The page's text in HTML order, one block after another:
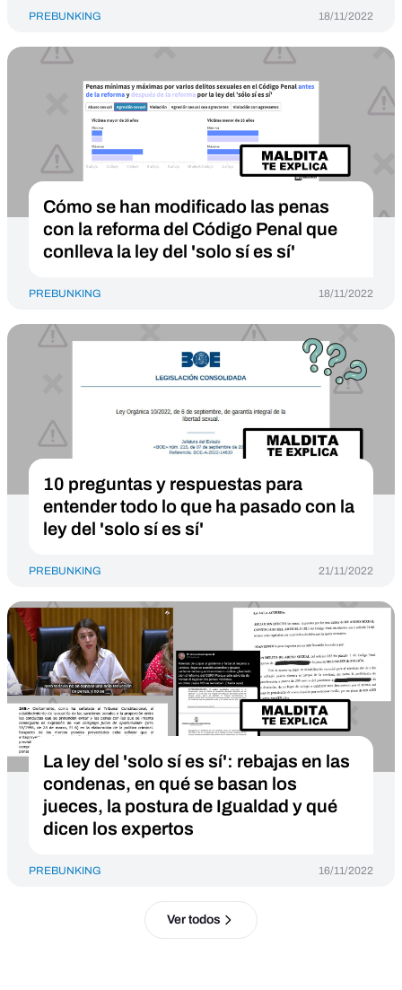
PREBUNKING 18/11/2022
Cómo se han modificado las penas
con la reforma del Código Penal que
conlleva la ley del 'solo sí es sí'
PREBUNKING 18/11/2022
10 preguntas y respuestas para
entender todo lo que ha pasado con la
ley del 'solo sí es sí'
PREBUNKING 21/11/2022
La ley del 'solo sí es sí': rebajas en las
condenas, en qué se basan los
jueces, la postura de Igualdad y qué
dicen los expertos
PREBUNKING 16/11/2022
Ver todos